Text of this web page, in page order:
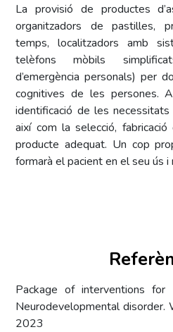
La provisió de productes
organitzadors de pastilles,
temps, localitzadors amb
telèfons mòbils
d’emergència personals) per
cognitives de les persones.
identificació de les necessitats
així com la selecció,
producte adequat. Un cop
formarà el pacient en el seu ús i
Package of interventions for
Neurodevelopmental disorder.
2023